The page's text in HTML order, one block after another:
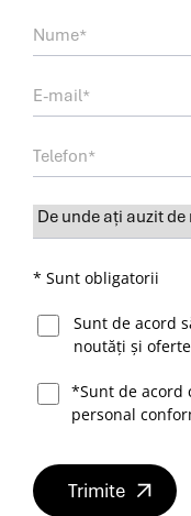
* Sunt obligatorii
Sunt de acord
noutăți și oferte
*Sunt de acord
personal